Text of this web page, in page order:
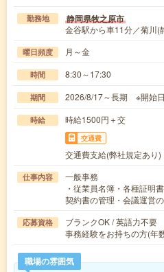
勤務地 静岡県牧之原市
金谷駅から車11分／菊川(
曜日頻度 月～金
時間 8:30～17:30
期間 2026/8/17～長期 ※開始
時給 時給1500円＋交
交通費
交通費支給(弊社規定あり)
仕事内容
一般事務
・従業員名簿・各種証明
契約書の管理・会議運営
応募資格
ブランクOK / 英語力不要
事務経験をお持ちの方(年
職場の雰囲気